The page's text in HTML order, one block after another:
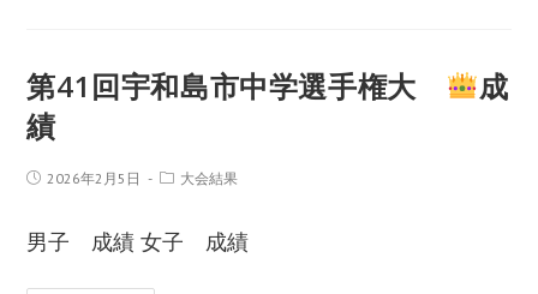
第41回宇和島市中学選手権大
成
績
2026年2月5日 大会結果
男子 成績 女子 成績